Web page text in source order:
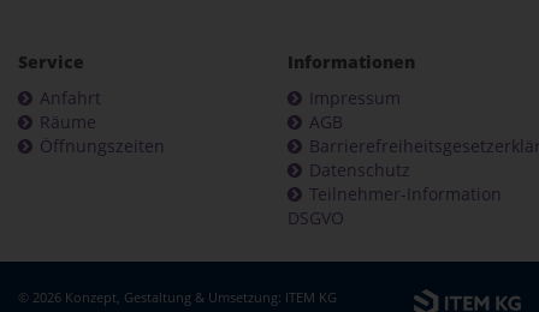
Service
Anfahrt
Räume
Öffnungszeiten
Informationen
Impressum
AGB
Datenschutz
Teilnehmer-Information
DSGVO
© 2026 Konzept, Gestaltung & Umsetzung: ITEM KG